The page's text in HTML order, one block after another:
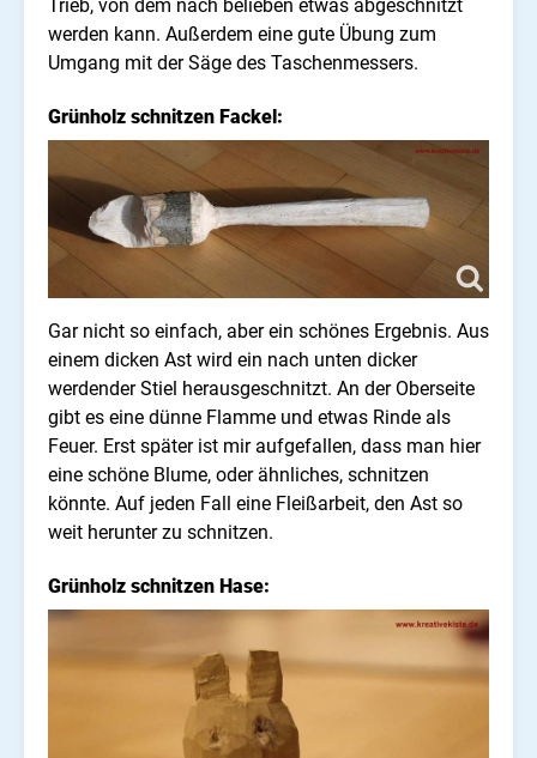
Trieb, von dem nach belieben etwas abgeschnitzt
werden kann. Außerdem eine gute Übung zum
Umgang mit der Säge des Taschenmessers.
Grünholz schnitzen Fackel:
Gar nicht so einfach, aber ein schönes Ergebnis. Aus
einem dicken Ast wird ein nach unten dicker
werdender Stiel herausgeschnitzt. An der Oberseite
gibt es eine dünne Flamme und etwas Rinde als
Feuer. Erst später ist mir aufgefallen, dass man hier
eine schöne Blume, oder ähnliches, schnitzen
könnte. Auf jeden Fall eine Fleißarbeit, den Ast so
weit herunter zu schnitzen.
Grünholz schnitzen Hase: